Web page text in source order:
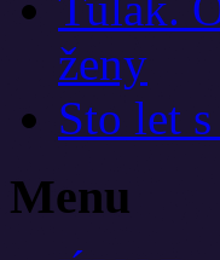
ženy
Sto let
Menu